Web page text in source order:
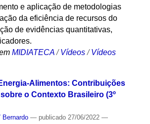
e aplicação de metodologias
da eficiência de recursos do
de evidências quantitativas,
MIDIATECA /Vídeos /Vídeos
Alimentos: Contribuições
o Contexto Brasileiro (3º
Bernardo — publicado27/06/2022 —